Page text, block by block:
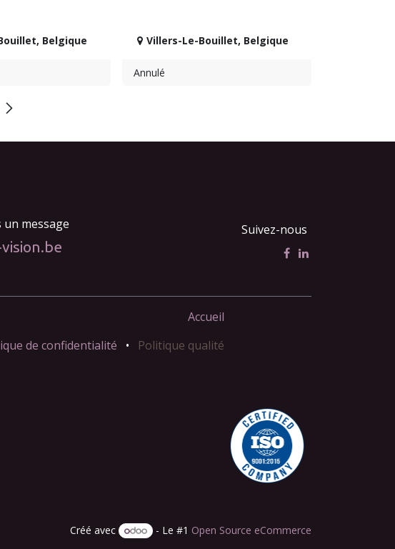
, Belgique Villers-Le-Bouillet, Belgique
Annulé
un message Suivez-nous
Accueil
de confidentialité • Politique qualité
Créé avec - Le #1 Open Source eCommerce